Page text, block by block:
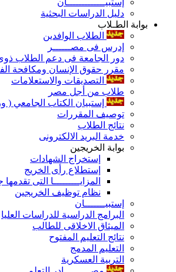
دليل الدراسات البحثية
بوابة الطـلاب
الطلاب الوافدين
إدرس فى مصــــــر
دور الجامعة فى دعم الطلاب
مقرر حقوق الإنسان ومكافحة
التصديقات والاستعلامات
طلاب من أجل مصر
إستبيان الكتاب الجامعي (
توصيف المقررات
نتائج الطلاب
خدمة البريد الالكترونى
بوابة الخريجين
إستخراج الشهادات
إستطلاع رأى الخريج
المزايـــــــــا التى
نظام توظيف الخريجين
إستبيـــــــان
البرامج الدراسية للدراسات العليا
الميثاق الاخلاقى للطالب
نتائج التعليم المفتوح
التعليم المدمج
التربية العسكرية